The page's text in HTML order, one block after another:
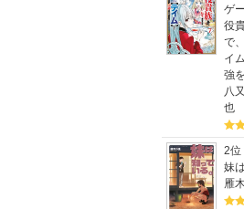
ゲ
役
で
イ
強
八
也
2位
妹
雁